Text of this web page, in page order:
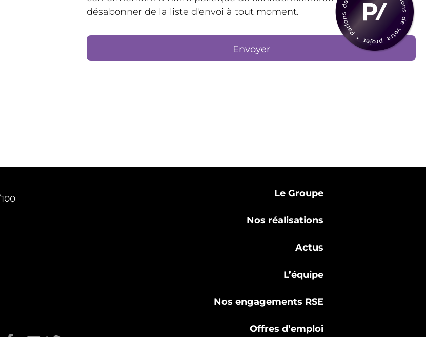
désabonner de la liste d'envoi à tout moment.
Le Groupe
Nos réalisations
Actus
L’équipe
Nos engagements RSE
Offres d’emploi